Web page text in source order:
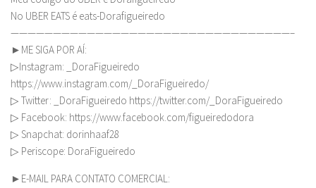
No UBER EATS é eats-Dorafigueiredo
—————————————————————————————————–
►ME SIGA POR AÍ:
▷Instagram: _DoraFigueiredo
https://www.instagram.com/_DoraFigueiredo/
▷ Twitter: _DoraFigueiredo https://twitter.com/_DoraFigueiredo
▷ Facebook: https://www.facebook.com/figueiredodora
▷ Snapchat: dorinhaaf28
▷ Periscope: DoraFigueiredo
►E-MAIL PARA CONTATO COMERCIAL: